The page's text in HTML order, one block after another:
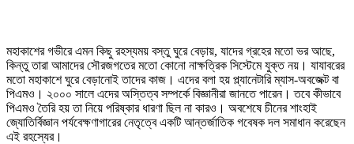
মহাকাশের গভীরে এমন কিছু রহস্যময় বস্তু ঘুরে বেড়ায়, যাদের গ্রহের মতো ভর আছে,
কিন্তু তারা আমাদের সৌরজগতের মতো কোনো নাক্ষত্রিক সিস্টেমে যুক্ত নয়। যাযাবরের
মতো মহাকাশে ঘুরে বেড়ানোই তাদের কাজ। এদের বলা হয় প্ল্যানেটারি ম্যাস-অবজেক্ট বা
পিএমও। ২০০০ সালে এদের অস্তিত্ব সম্পর্কে বিজ্ঞানীরা জানতে পারেন। তবে কীভাবে
পিএমও তৈরি হয় তা নিয়ে পরিষ্কার ধারণা ছিল না কারও। অবশেষে চীনের শাংহাই
জ্যোতির্বিজ্ঞান পর্যবেক্ষণাগারের নেতৃত্বে একটি আন্তর্জাতিক গবেষক দল সমাধান করেছেন
এই রহস্যের।